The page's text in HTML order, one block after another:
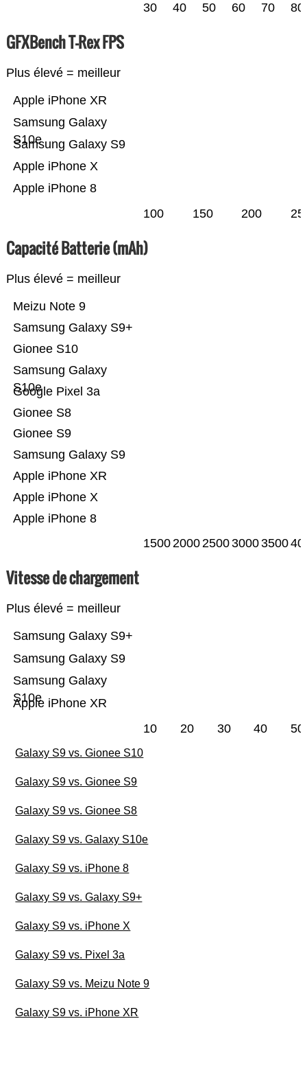
30 40 50 60 70 80
GFXBench T-Rex FPS
Plus élevé = meilleur
Apple iPhone 8
Apple iPhone X
Samsung Galaxy S9
Samsung Galaxy
S10e
Apple iPhone XR
100 150 200
Capacité Batterie (mAh)
Plus élevé = meilleur
Apple iPhone 8
Apple iPhone X
Apple iPhone XR
Samsung Galaxy S9
Gionee S9
Gionee S8
Google Pixel 3a
Samsung Galaxy
S10e
Gionee S10
Samsung Galaxy S9+
Meizu Note 9
15002000250030003500
Vitesse de chargement
Plus élevé = meilleur
Apple iPhone XR
Samsung Galaxy
S10e
Samsung Galaxy S9
Samsung Galaxy S9+
10 20 30 40 50
Galaxy S9 vs. Gionee S10
Galaxy S9 vs. Gionee S9
Galaxy S9 vs. Gionee S8
Galaxy S9 vs. Galaxy S10e
Galaxy S9 vs. iPhone 8
Galaxy S9 vs. Galaxy S9+
Galaxy S9 vs. iPhone X
Galaxy S9 vs. Pixel 3a
Galaxy S9 vs. Meizu Note 9
Galaxy S9 vs. iPhone XR